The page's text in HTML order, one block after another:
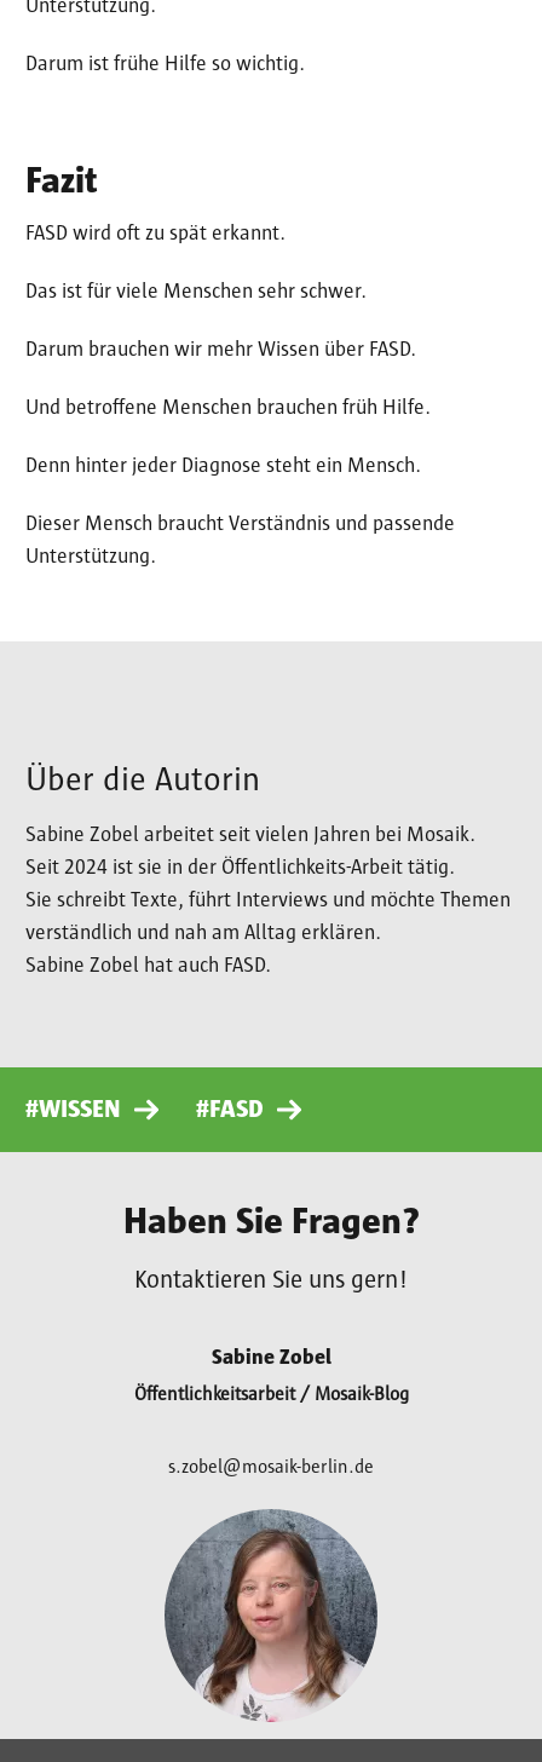
Unterstützung.
Darum ist frühe Hilfe so wichtig.
Fazit
FASD wird oft zu spät erkannt.
Das ist für viele Menschen sehr schwer.
Darum brauchen wir mehr Wissen über FASD.
Und betroffene Menschen brauchen früh Hilfe.
Denn hinter jeder Diagnose steht ein Mensch.
Dieser Mensch braucht Verständnis und passende
Unterstützung.
Über die Autorin
Sabine Zobel arbeitet seit vielen Jahren bei Mosaik.
Seit 2024 ist sie in der Öffentlichkeits-Arbeit tätig.
Sie schreibt Texte, führt Interviews und möchte Themen
verständlich und nah am Alltag erklären.
Sabine Zobel hat auch FASD.
#WISSEN #FASD
Haben Sie Fragen?
Kontaktieren Sie uns gern!
Sabine Zobel
Öffentlichkeitsarbeit / Mosaik-Blog
s.zobel@mosaik-berlin.de